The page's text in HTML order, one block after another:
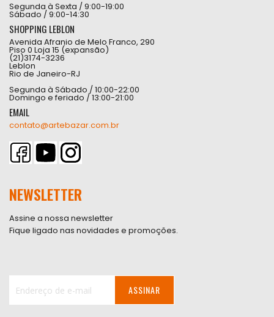
Segunda à Sexta / 9:00-19:00
Sábado / 9:00-14:30
SHOPPING LEBLON
Avenida Afranio de Melo Franco, 290
Piso 0 Loja 15 (expansão)
(21)3174-3236
Leblon
Rio de Janeiro-RJ
Segunda à Sábado / 10:00-22:00
Domingo e feriado / 13:00-21:00
EMAIL
contato@artebazar.com.br
NEWSLETTER
Assine a nossa newsletter
Fique ligado nas novidades e promoções.
ASSINAR